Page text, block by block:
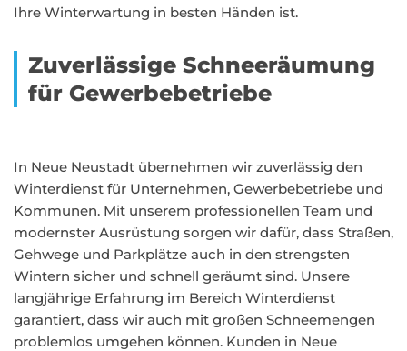
Ihre Winterwartung in besten Händen ist.
Zuverlässige Schneeräumung
für Gewerbebetriebe
In Neue Neustadt übernehmen wir zuverlässig den
Winterdienst für Unternehmen, Gewerbebetriebe und
Kommunen. Mit unserem professionellen Team und
modernster Ausrüstung sorgen wir dafür, dass Straßen,
Gehwege und Parkplätze auch in den strengsten
Wintern sicher und schnell geräumt sind. Unsere
langjährige Erfahrung im Bereich Winterdienst
garantiert, dass wir auch mit großen Schneemengen
problemlos umgehen können. Kunden in Neue